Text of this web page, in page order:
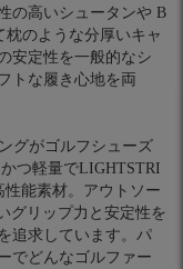
の高いシュータンや B
のような分厚いキャ
安定性を一般的なシ
トな履き心地を両
グがゴルフシューズ
つ軽量でLIGHTSTRI
能素材。アウトソー
グリップ力と安定性を
追求しています。パ
でどんなゴルファー